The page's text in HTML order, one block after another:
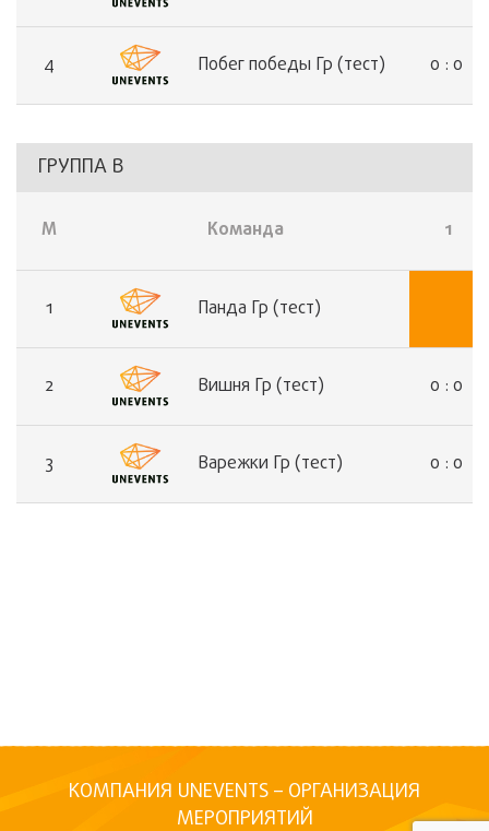
4 Побег победы Гр (тест) 0 : 0
ГРУППА В
М Команда 1
1 Панда Гр (тест)
2 Вишня Гр (тест) 0 : 0
3 Варежки Гр (тест) 0 : 0
КОМПАНИЯ UNEVENTS – ОРГАНИЗАЦИЯ
МЕРОПРИЯТИЙ